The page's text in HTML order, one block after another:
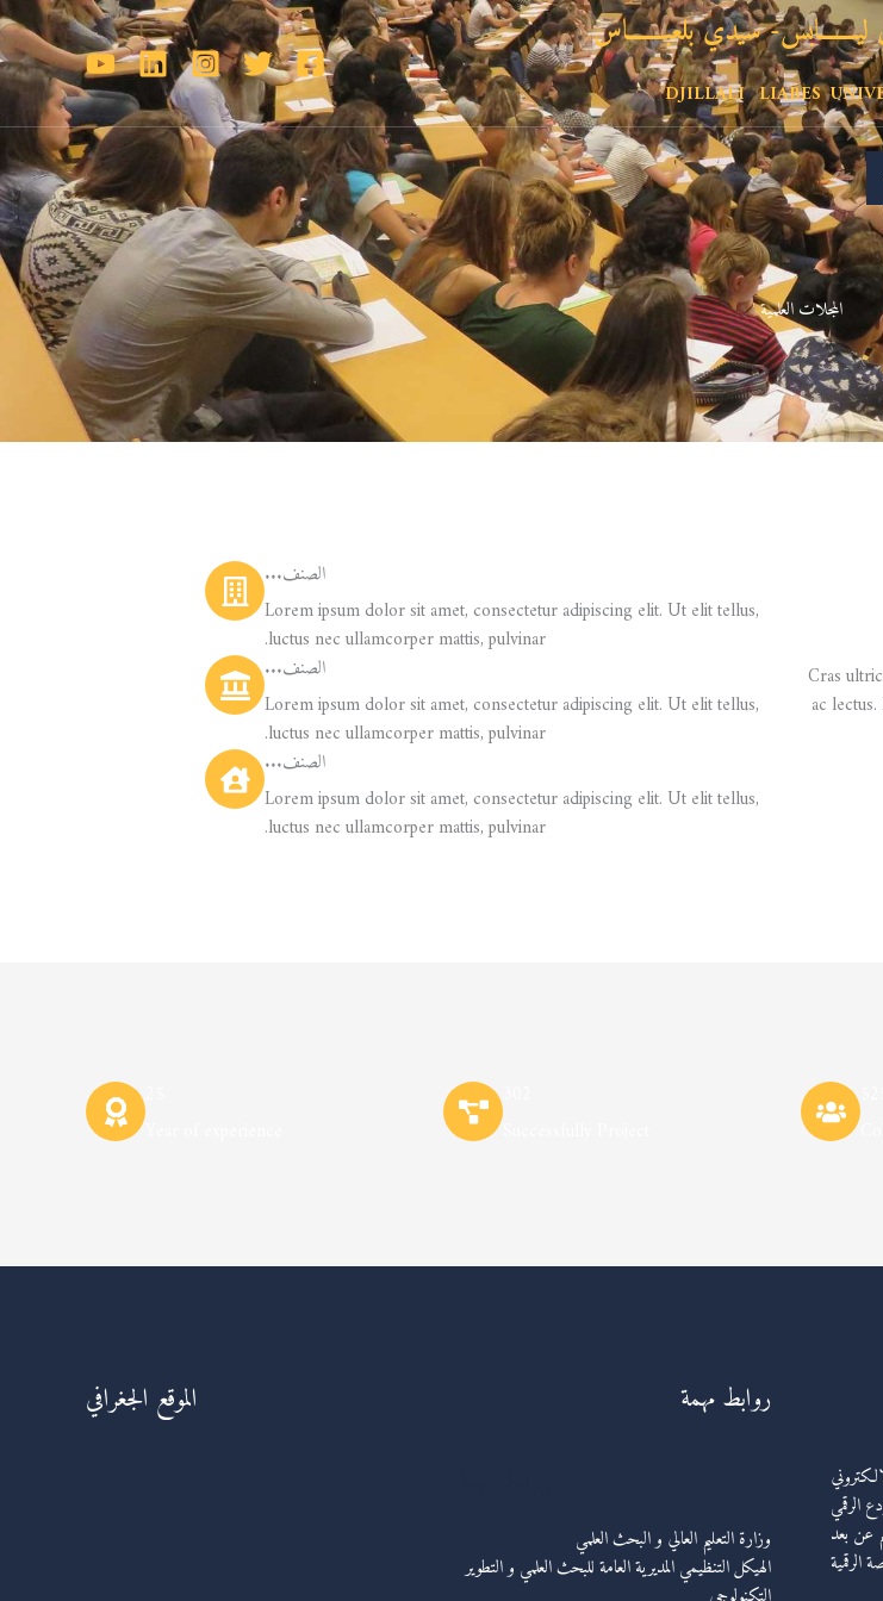
سيدي بلعبـــــــاس
DJILLALI LIABES
المجلات العلمية
Cras
ac
الصنف...
Lorem ipsum dolor sit amet, consectetur adipiscing elit. Ut elit tellus,
luctus nec ullamcorper mattis, pulvinar.
الصنف...
Lorem ipsum dolor sit amet, consectetur adipiscing elit. Ut elit tellus,
luctus nec ullamcorper mattis, pulvinar.
الصنف...
Lorem ipsum dolor sit amet, consectetur adipiscing elit. Ut elit tellus,
luctus nec ullamcorper mattis, pulvinar.
الرقمي
عن بعد
الرقمية
روابط مهمة
وزارة التعليم العالي و البحث العلمي
الهيكل التنظيمي المديرية العامة للبحث العلمي و التطوير
الموقع الجغرافي